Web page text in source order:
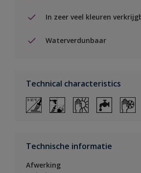
In zeer veel kleuren
Waterverdunbaar
Technical characteristics
Technische informatie
Afwerking